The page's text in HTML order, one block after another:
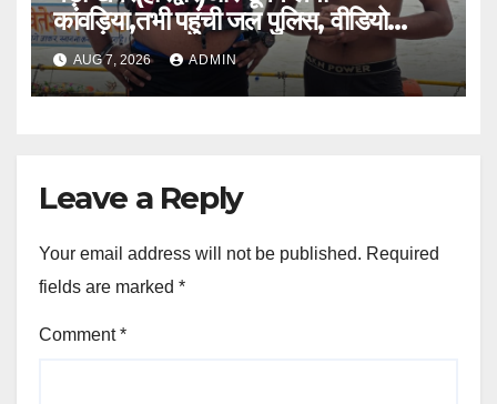
कांवड़िया,तभी पहुंची जल पुलिस, वीडियो
वायरल।।
AUG 7, 2026 ADMIN
Leave a Reply
Your email address will not be published. Required
fields are marked *
Comment*